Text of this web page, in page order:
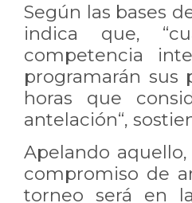
Según las bases
indica que,
competencia
programarán sus
horas que
antelación“,
Apelando
compromiso de
torneo será en